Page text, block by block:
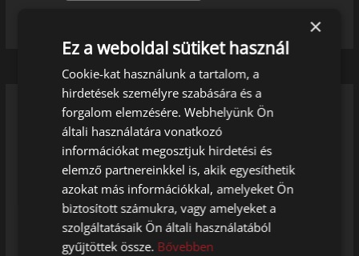
PR 9113BA - EX, AI,
Hőmérséklet / mA távadó,
1 csatorna, SIL2
Bemenet
×
Ez a weboldal sütiket használ
Cookie-kat használunk a tartalom, a
hirdetések személyre szabására és a
forgalom elemzésére. Webhelyünk Ön
általi használatára vonatkozó
információkat megosztjuk hirdetési és
elemző partnereinkkel is, akik egyesíthetik
azokat más információkkal, amelyeket Ön
biztosított számukra, vagy amelyeket a
szolgáltatásaik Ön általi használatából
gyűjtöttek össze. Bővebben